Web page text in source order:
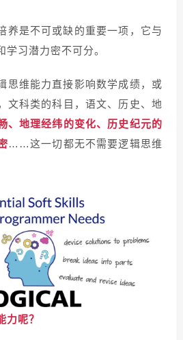
养是不可或缺的重要一项，它与
习潜力密不可分。
思维能力直接影响数学成绩，或
文科类的科目，语文、历史、地
、地理经纬的变化、历史纪元的
……这一切都无不需要逻辑思维
力呢？